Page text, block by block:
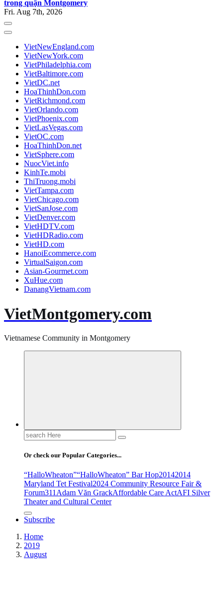
trong quận Montgomery
Fri. Aug 7th, 2026
VietNewEngland.com
VietNewYork.com
VietPhiladelphia.com
VietBaltimore.com
VietDC.net
HoaThinhDon.com
VietRichmond.com
VietOrlando.com
VietPhoenix.com
VietLasVegas.com
VietOC.com
HoaThinhDon.net
VietSphere.com
NuocViet.info
KinhTe.mobi
ThiTruong.mobi
VietTampa.com
VietChicago.com
VietSanJose.com
VietDenver.com
VietHDTV.com
VietHDRadio.com
VietHD.com
HanoiEcommerce.com
VirtualSaigon.com
Asian-Gourmet.com
XuHue.com
DanangVietnam.com
VietMontgomery.com
Vietnamese Community in Montgomery
Search
for:
Or check our Popular Categories...
“HalloWheaton”“HalloWheaton” Bar Hop20142014
Maryland Tet Festival2024 Community Resource Fair &
Forum311Adam Văn GrackAffordable Care ActAFI Silver
Theater and Cultural Center
Subscribe
Home
2019
August